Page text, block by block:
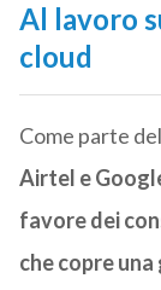
Al lavoro
cloud
Come parte
Airtel e
favore dei
che copre